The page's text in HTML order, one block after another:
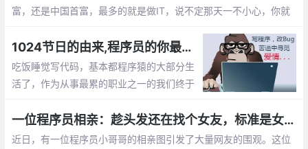
富，还是中国首富，最多的就是做IT，说不定那天一不小心，你就
序员收入稳定，生活安逸，属于长期持有型成长股
1024节日的由来,程序员的你最想对自己说的是什么？【1024程序员节日】
吃饭睡觉写代码，基本都程序猿的大部分生
活了，作为从事最累的职业之一的我们终于
序员致敬，向自己致敬，向未来致敬。
一位程序员相亲：趁头发还在找个女友，标准是女孩就行
近日，有一位程序员小哥哥的相亲图引发了大量网友的围观。这位